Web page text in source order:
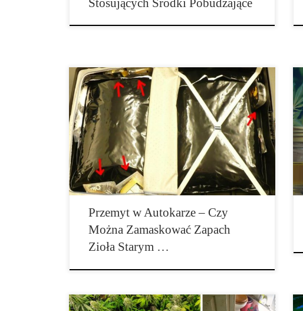
Stosujących Środki Pobudzające
Przemyt zakazanych substancji w podróżniczym
autokarze jest w istnym rozkwicie, tym bardziej, że na
rynku w ostatnim czasie pojawiło się naprawdę
mnóstwo firm przewozowych, działających już w całej
Europie. Nie ma tygodnia, aby w jakichś lokalnych
gazetach nie pojawiła się nowa nowinka. Tym razem
celnicy w Stuttgarcie podczas kontroli znaleźli […]
Przemyt w Autokarze – Czy
Można Zamaskować Zapach
Zioła Starym …